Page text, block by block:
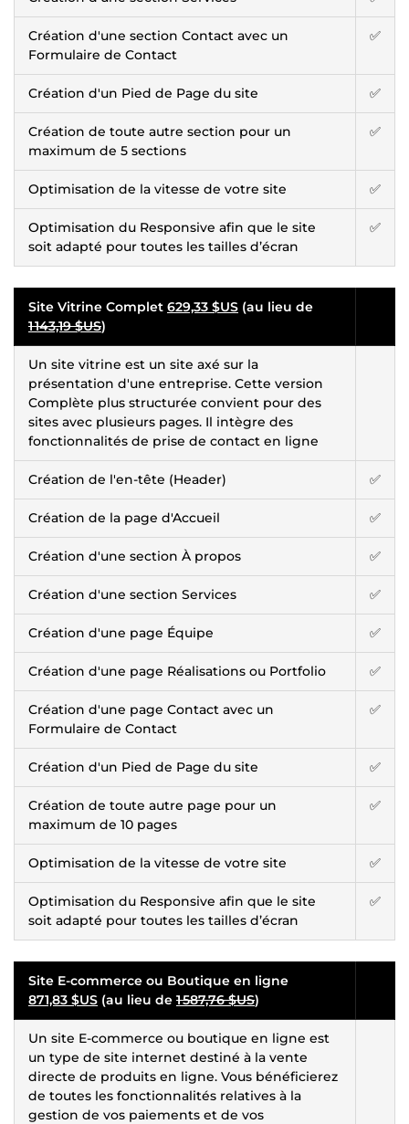
Création d'une section Contact avec un
Formulaire de Contact
✅
Création d'un Pied de Page du site ✅
Création de toute autre section pour un
maximum de 5 sections
✅
Optimisation de la vitesse de votre site ✅
Optimisation du Responsive afin que le site
soit adapté pour toutes les tailles d’écran
✅
Site Vitrine Complet 629,33 $US (au lieu de
1 143,19 $US)
Un site vitrine est un site axé sur la
présentation d'une entreprise. Cette version
Complète plus structurée convient pour des
sites avec plusieurs pages. Il intègre des
fonctionnalités de prise de contact en ligne
Création de l'en-tête (Header) ✅
Création de la page d'Accueil ✅
Création d'une section À propos ✅
Création d'une section Services ✅
Création d'une page Équipe ✅
Création d'une page Réalisations ou Portfolio ✅
Création d'une page Contact avec un
Formulaire de Contact
✅
Création d'un Pied de Page du site ✅
Création de toute autre page pour un
maximum de 10 pages
✅
Optimisation de la vitesse de votre site ✅
Optimisation du Responsive afin que le site
soit adapté pour toutes les tailles d’écran
✅
Site E-commerce ou Boutique en ligne
871,83 $US (au lieu de 1 587,76 $US)
Un site E-commerce ou boutique en ligne est
un type de site internet destiné à la vente
directe de produits en ligne. Vous bénéficierez
de toutes les fonctionnalités relatives à la
gestion de vos paiements et de vos